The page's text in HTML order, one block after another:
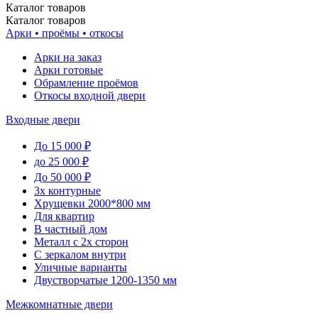
Каталог товаров
Каталог товаров
Арки • проёмы • откосы
Арки на заказ
Арки готовые
Обрамление проёмов
Откосы входной двери
Входные двери
До 15 000 ₽
до 25 000 ₽
До 50 000 ₽
3х контурные
Хрущевки 2000*800 мм
Для квартир
В частный дом
Металл с 2х сторон
С зеркалом внутри
Уличные варианты
Двустворчатые 1200-1350 мм
Межкомнатные двери